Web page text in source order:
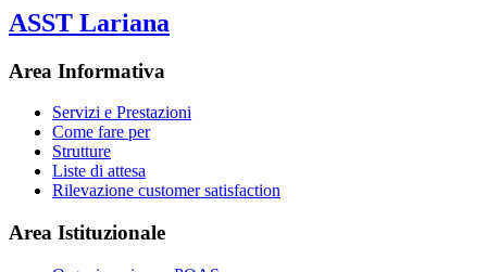
ASST Lariana
Area Informativa
Servizi e Prestazioni
Come fare per
Strutture
Liste di attesa
Rilevazione customer satisfaction
Area Istituzionale